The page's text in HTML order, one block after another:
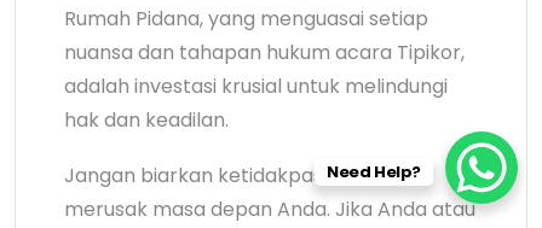
Rumah Pidana, yang menguasai setiap
nuansa dan tahapan hukum acara Tipikor,
adalah investasi krusial untuk melindungi
hak dan keadilan.
Jangan biarkan ketidakpastian hukum
merusak masa depan Anda. Jika Anda atau
Need Help?